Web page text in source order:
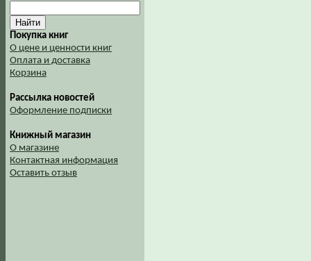
Покупка книг
О цене и ценности книг
Оплата и доставка
Корзина
Рассылка новостей
Оформление подписки
Книжный магазин
О магазине
Контактная информация
Оставить отзыв